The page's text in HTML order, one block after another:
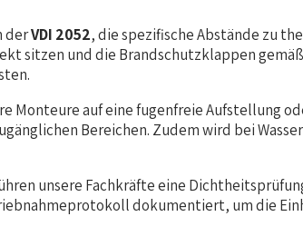
derVDI 2052, die spezifische Abstände zu
sitzen und die Brandschutzklappen
Monteure auf eine fugenfreie Aufstellung
Bereichen. Zudem wird bei
unsere Fachkräfte eine
dokumentiert, um die